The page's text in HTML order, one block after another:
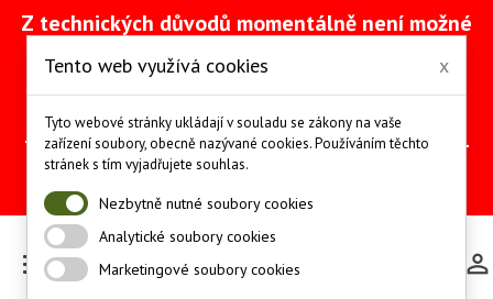
Z technických důvodů momentálně není možné
odstranění problému intenzivně pracujeme
(včetně obnovy ze zálohy).
Objednávky můžete mezitím provádět
telefonicky na čísle +420 607 244 655 nebo e-
mailem na adrese
Děkujeme za pochopení a trpělivost.

Tento web využívá cookies x
Tyto webové stránky ukládají v souladu se zákony na vaše
zařízení soubory, obecně nazývané cookies. Používáním těchto
stránek s tím vyjadřujete souhlas.
Nezbytně nutné soubory cookies
Analytické soubory cookies
Marketingové soubory cookies